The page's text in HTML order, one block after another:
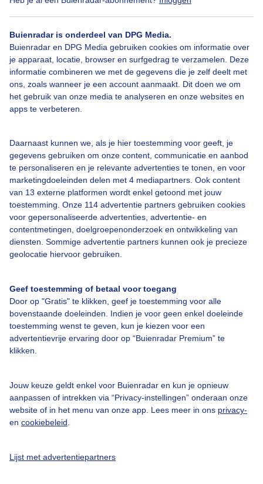
Buienradar is onderdeel van DPG Media.
Buienradar en DPG Media gebruiken cookies om informatie over
je apparaat, locatie, browser en surfgedrag te verzamelen. Deze
informatie combineren we met de gegevens die je zelf deelt met
ons, zoals wanneer je een account aanmaakt. Dit doen we om
het gebruik van onze media te analyseren en onze websites en
apps te verbeteren.
Daarnaast kunnen we, als je hier toestemming voor geeft, je
gegevens gebruiken om onze content, communicatie en aanbod
te personaliseren en je relevante advertenties te tonen, en voor
marketingdoeleinden delen met 4 mediapartners. Ook content
van 13 externe platformen wordt enkel getoond met jouw
toestemming. Onze 114 advertentie partners gebruiken cookies
voor gepersonaliseerde advertenties, advertentie- en
contentmetingen, doelgroepenonderzoek en ontwikkeling van
diensten. Sommige advertentie partners kunnen ook je precieze
geolocatie hiervoor gebruiken.
Geef toestemming of betaal voor toegang
Door op "Gratis" te klikken, geef je toestemming voor alle
bovenstaande doeleinden. Indien je voor geen enkel doeleinde
toestemming wenst te geven, kun je kiezen voor een
advertentievrije ervaring door op “Buienradar Premium” te
klikken.
Jouw keuze geldt enkel voor Buienradar en kun je opnieuw
aanpassen of intrekken via “Privacy-instellingen” onderaan onze
website of in het menu van onze app. Lees meer in ons privacy-
en cookiebeleid
Lijst met advertentiepartners
Een moment geduld aub...
Over Buienradar
Bedrijfsgegevens
Veelgestelde vragen
Toegankelijkheid
Gebruikersvoorwaarden
Adverteren
Buienradar Team
Cookie beleid
Privacy instellingen
Gratis weerdata
@BuienradarNL